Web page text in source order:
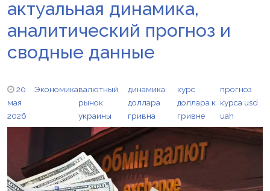
актуальная динамика,
аналитический прогноз и
сводные данные
20
мая
2026
Экономикавалютный
рынок
украины
динамика
доллара
гривна
курс
доллара к
гривне
прогноз
курса usd
uah